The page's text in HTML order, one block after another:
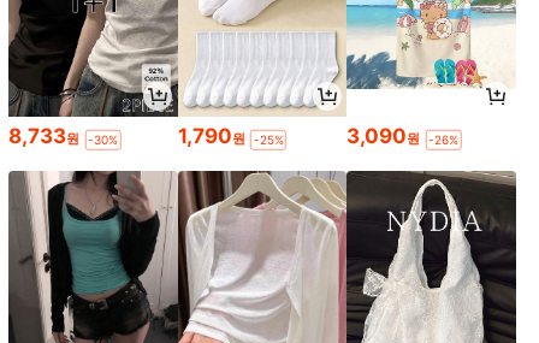
8,733원 -30% 1,790원 -25% 3,090원 -26%